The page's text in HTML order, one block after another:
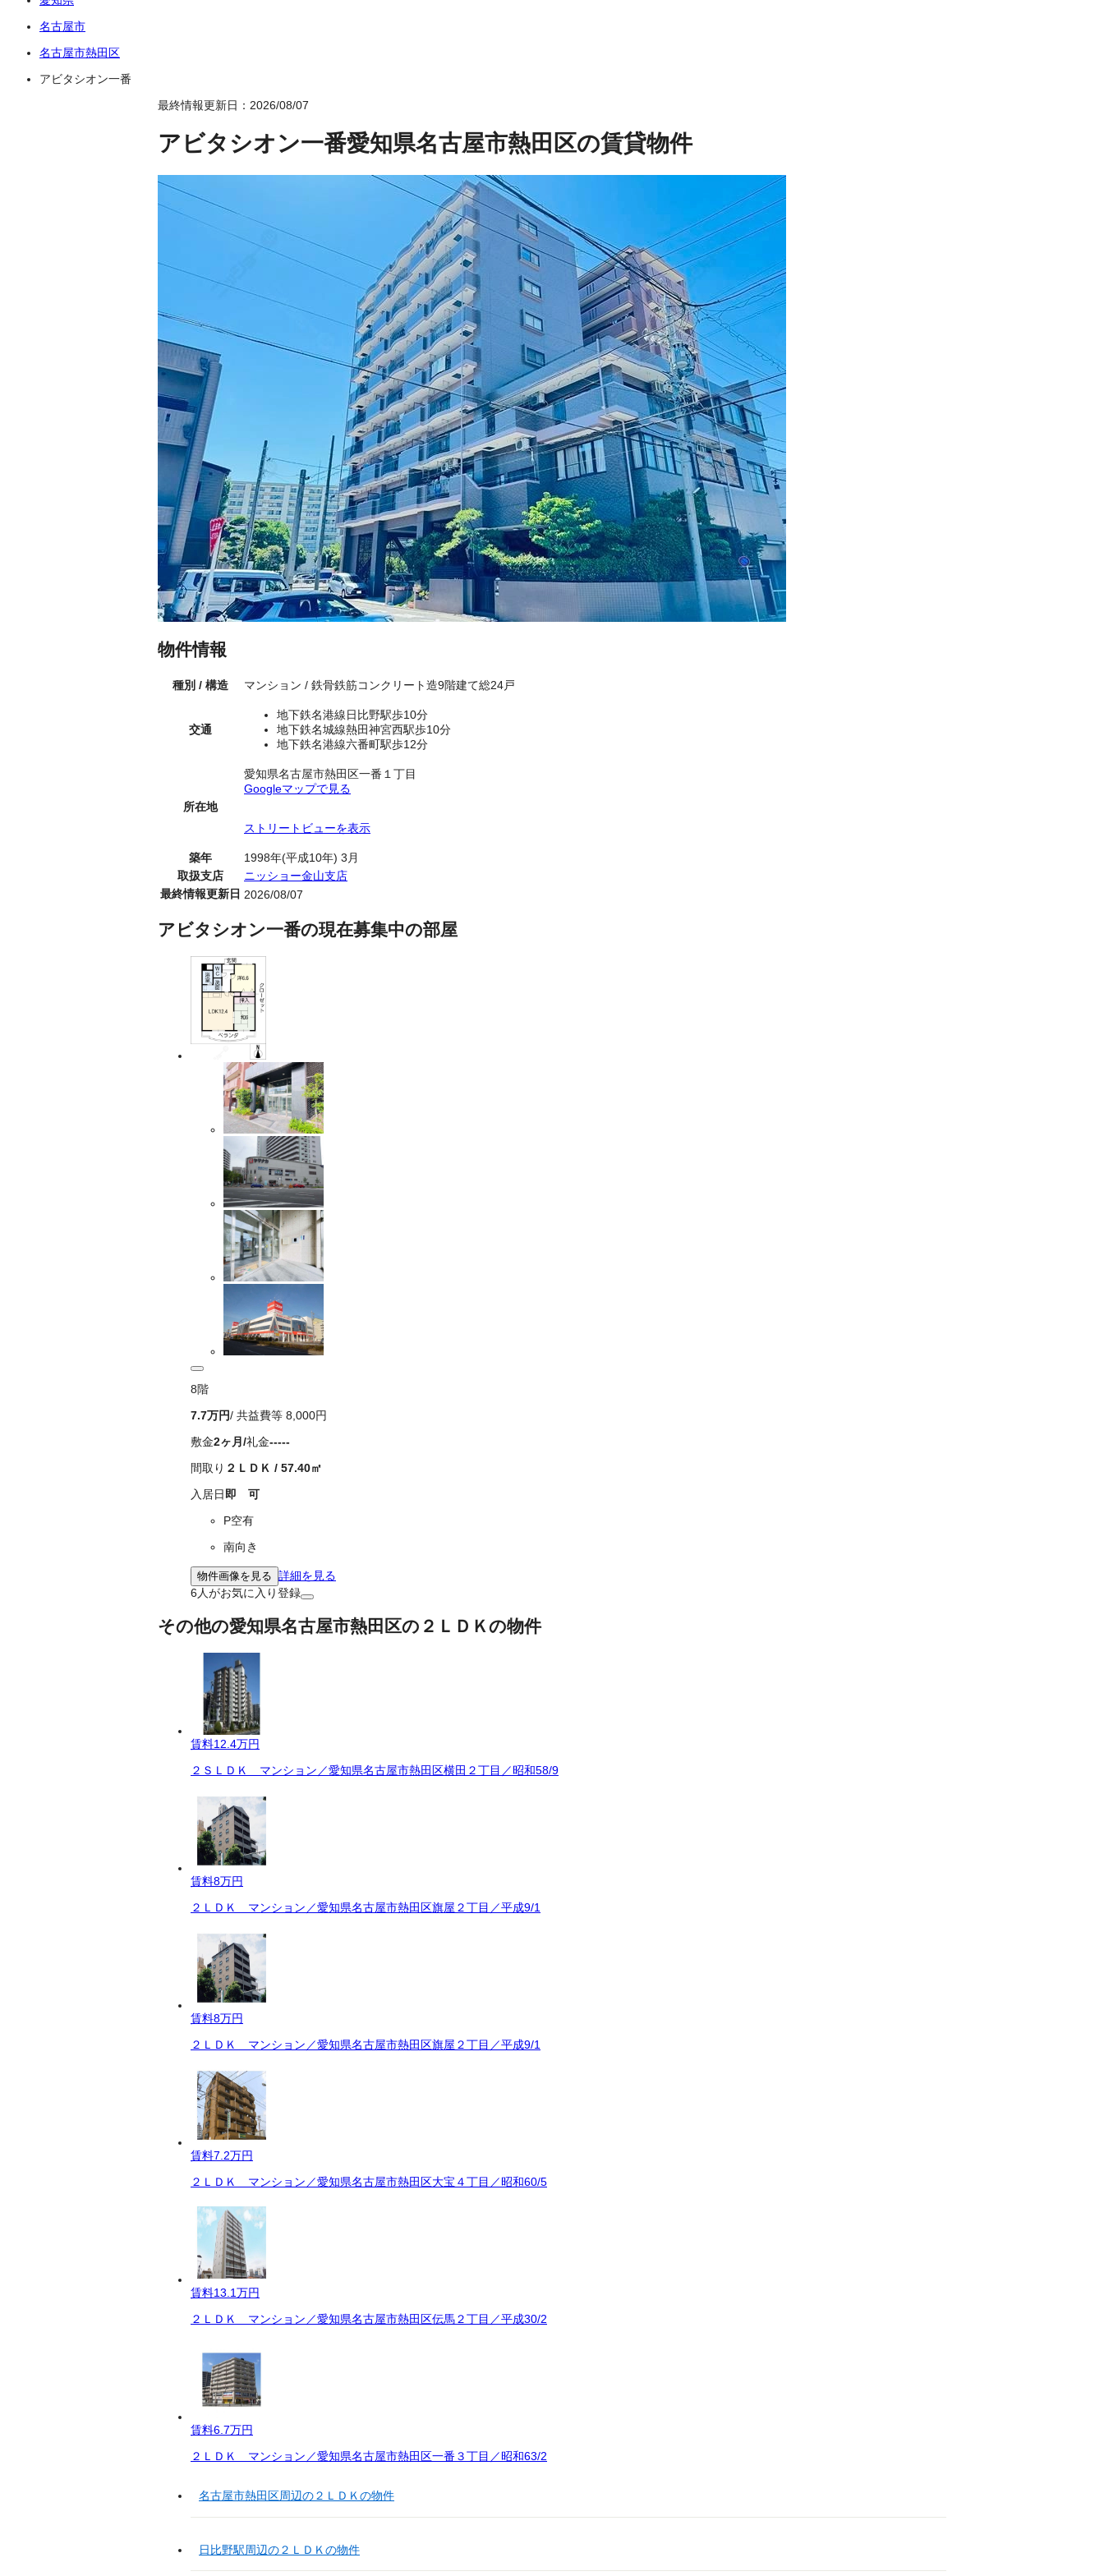
名古屋市
名古屋市熱田区
アビタシオン一番
最終情報更新日：2026/08/07
アビタシオン一番愛知県名古屋市熱田区の賃貸物件
物件情報
種別 / 構造 マンション / 鉄骨鉄筋コンクリート造9階建て総24戸
交通
地下鉄名港線日比野駅歩10分
地下鉄名城線熱田神宮西駅歩10分
地下鉄名港線六番町駅歩12分
所在地
愛知県名古屋市熱田区一番１丁目
Googleマップで見る
ストリートビューを表示
築年
1998年(平成10年) 3月
取扱支店
ニッショー金山支店
最終情報更新日 2026/08/07
アビタシオン一番の現在募集中の部屋
8階
7.7万円/ 共益費等 8,000円
敷金2ヶ月 /礼金-----
間取り ２ＬＤＫ / 57.40㎡
入居日 即 可
P空有
南向き
物件画像を見る 詳細を見る
6 人がお気に入り登録
その他の愛知県名古屋市熱田区の２ＬＤＫの物件
賃料12.4万円
２ＳＬＤＫ マンション／愛知県名古屋市熱田区横田２丁目／昭和58/9
賃料8万円
２ＬＤＫ マンション／愛知県名古屋市熱田区旗屋２丁目／平成9/1
賃料8万円
２ＬＤＫ マンション／愛知県名古屋市熱田区旗屋２丁目／平成9/1
賃料7.2万円
２ＬＤＫ マンション／愛知県名古屋市熱田区大宝４丁目／昭和60/5
賃料13.1万円
２ＬＤＫ マンション／愛知県名古屋市熱田区伝馬２丁目／平成30/2
賃料6.7万円
２ＬＤＫ マンション／愛知県名古屋市熱田区一番３丁目／昭和63/2
名古屋市熱田区周辺の２ＬＤＫの物件
日比野駅周辺の２ＬＤＫの物件